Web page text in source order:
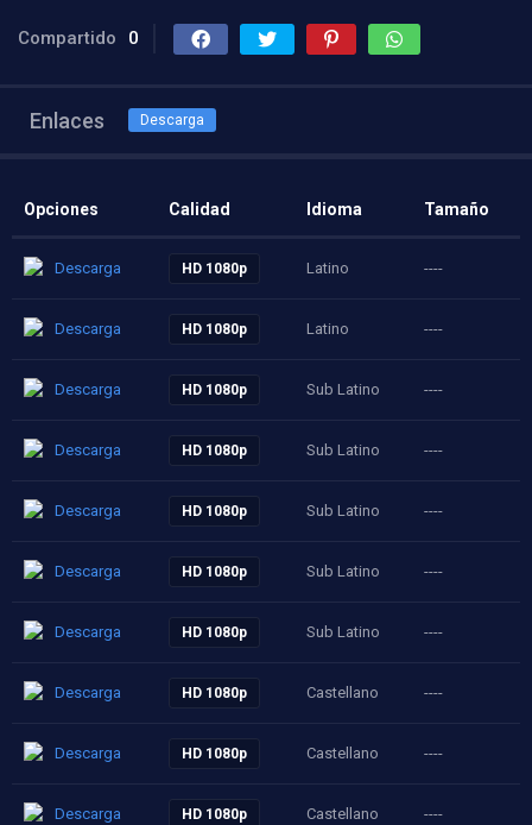
Compartido 0
Enlaces Descarga
Opciones Calidad Idioma Tamaño
Descarga HD 1080p Latino ----
Descarga HD 1080p Latino ----
Descarga HD 1080p Sub Latino ----
Descarga HD 1080p Sub Latino ----
Descarga HD 1080p Sub Latino ----
Descarga HD 1080p Sub Latino ----
Descarga HD 1080p Sub Latino ----
Descarga HD 1080p Castellano ----
Descarga HD 1080p Castellano ----
Descarga HD 1080p Castellano ----